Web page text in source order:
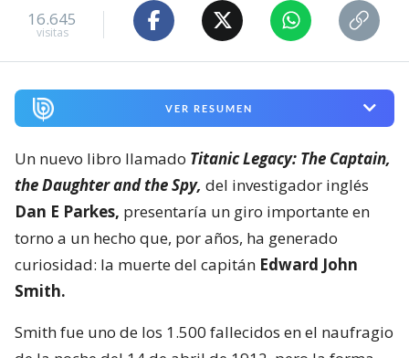
16.645
visitas
VER RESUMEN
Un nuevo libro llamado Titanic Legacy: The Captain,
the Daughter and the Spy, del investigador inglés
Dan E Parkes, presentaría un giro importante en
torno a un hecho que, por años, ha generado
curiosidad: la muerte del capitán Edward John
Smith.
Smith fue uno de los 1.500 fallecidos en el naufragio